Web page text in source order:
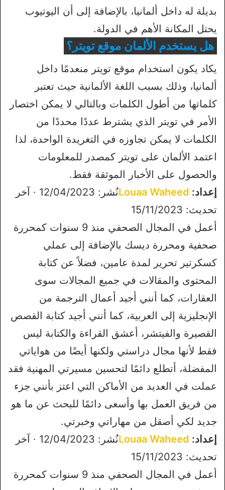
بديلة له داخل ألمانيا، بالإضافة إلى أن اليوتيوب
يحتل المكانة الأهم في الدولة.
هل يستخدم الألمان موقع تويتر؟
يكاد يكون استخدام موقع تويتر منعدمًا داخل
ألمانيا، وذلك بسبب اللغة الألمانية حيث تعتبر
كلماتها من أطول الكلمات وبالتالي لا يمكن اختصار
الأمر في تويتر الذي يشترط عددًا محددًا من
الكلمات لا يمكن تجاوزه في التغريدة الواحدة، لذا
اعتمد الألمان على تويتر كمصدر للمعلومات
والحصول على الأخبار الموثقة فقط.
إعداد: Louaa Waheed
نُشر: 12/04/2023 · آخر
تحديث: 15/11/2023
أعمل في المجال الصحفي منذ 9 سنوات كمحررة
صحفية ومحررة ديسك بالإضافة إلى عملي
كسكرتير تحرير لمدة عامين، فضلاً عن كتابة
المحتوى والمقالات في جميع المجالات سوى
العقارات، كما أنني أجيد أعمال الترجمة من
الإنجليزية إلى العربية، كما أنني أجيد كتابة القصص
القصيرة والفيتشر، أعشق القراءة والكتابة ليس
فقط لأنها مجال دراستي ولكنها أيضًا من هواياتي
المفضلة، أتطلع دائمًا لتحسين مسيرتي المهنية فقد
عملت في العديد من الأماكن التي اعتز بأنني جزء
من فريق العمل بها وأسعى دائمًا للبحث عن ما هو
جديد لكي أصقل من مهاراتي وخبرتي.
إعداد: Louaa Waheed
نُشر: 12/04/2023 · آخر
تحديث: 15/11/2023
أعمل في المجال الصحفي منذ 9 سنوات كمحررة